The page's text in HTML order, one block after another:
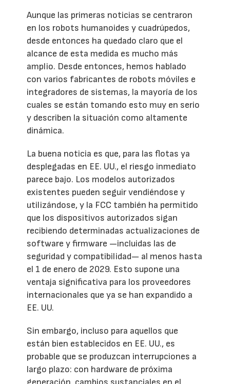
Aunque las primeras noticias se centraron
en los robots humanoides y cuadrúpedos,
desde entonces ha quedado claro que el
alcance de esta medida es mucho más
amplio. Desde entonces, hemos hablado
con varios fabricantes de robots móviles e
integradores de sistemas, la mayoría de los
cuales se están tomando esto muy en serio
y describen la situación como altamente
dinámica.
La buena noticia es que, para las flotas ya
desplegadas en EE. UU., el riesgo inmediato
parece bajo. Los modelos autorizados
existentes pueden seguir vendiéndose y
utilizándose, y la FCC también ha permitido
que los dispositivos autorizados sigan
recibiendo determinadas actualizaciones de
software y firmware —incluidas las de
seguridad y compatibilidad— al menos hasta
el 1 de enero de 2029. Esto supone una
ventaja significativa para los proveedores
internacionales que ya se han expandido a
EE. UU.
Sin embargo, incluso para aquellos que
están bien establecidos en EE. UU., es
probable que se produzcan interrupciones a
largo plazo: con hardware de próxima